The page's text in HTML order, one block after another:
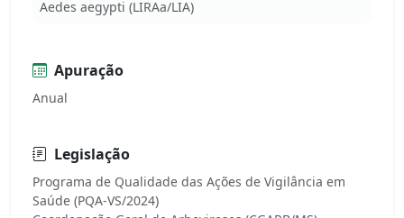
Aedes aegypti (LIRAa/LIA)
Apuração
Anual
Legislação
Programa de Qualidade das Ações de Vigilância em
Saúde (PQA-VS/2024)